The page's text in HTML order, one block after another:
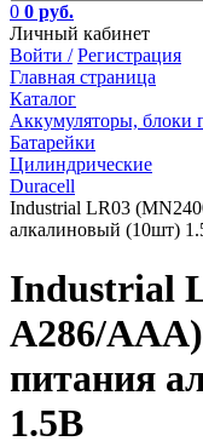
0 0 руб.
Личный кабинет
Войти / Регистрация
Главная страница
Каталог
Аккумуляторы, блоки
Батарейки
Цилиндрические
Duracell
Industrial LR03
алкалиновый (10шт)
Industrial
А286/
питания
1.5В